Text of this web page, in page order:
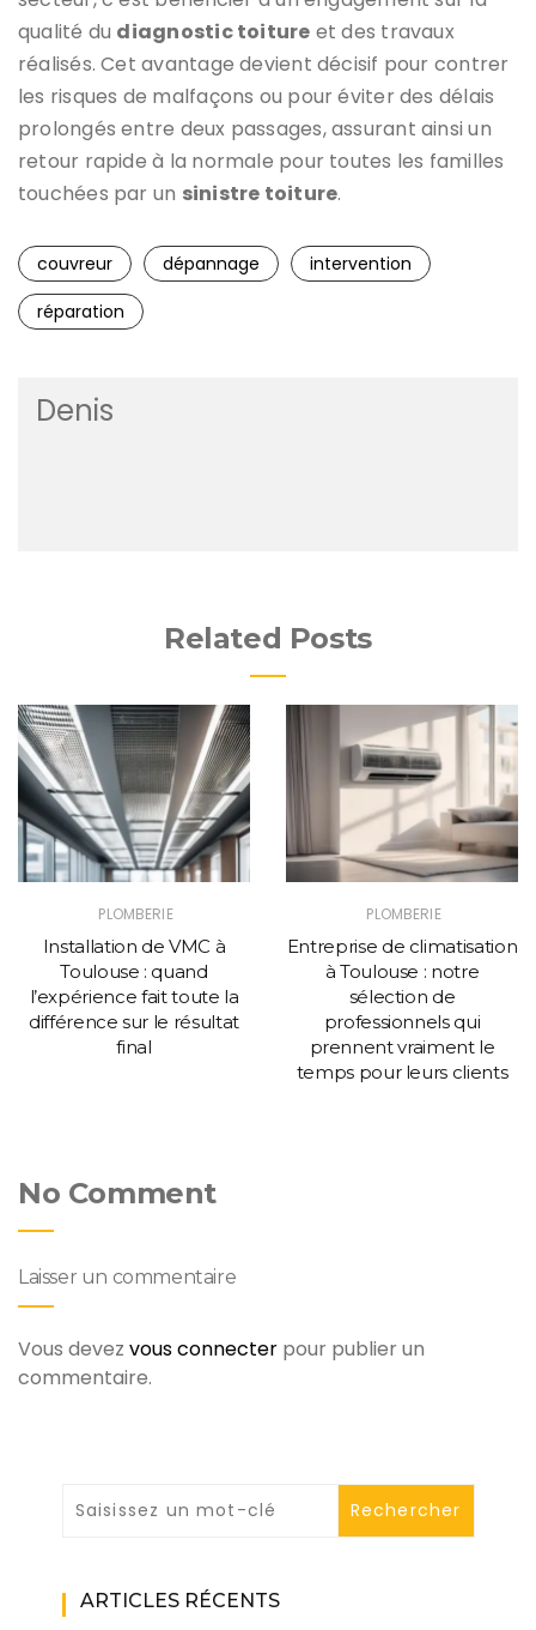
qualité du diagnostic toiture et des travaux
réalisés. Cet avantage devient décisif pour contrer
les risques de malfaçons ou pour éviter des délais
prolongés entre deux passages, assurant ainsi un
retour rapide à la normale pour toutes les familles
touchées par un sinistre toiture.
couvreur dépannage
intervention
réparation
Denis
Related Posts
PLOMBERIE
Installation de VMC à
Toulouse : quand
l’expérience fait toute la
différence sur le résultat
final
PLOMBERIE
Entreprise de climatisation
à Toulouse : notre
sélection de
professionnels qui
prennent vraiment le
temps pour leurs clients
No Comment
Laisser un commentaire
Vous devez vous connecter pour publier un
commentaire.
ARTICLES RÉCENTS